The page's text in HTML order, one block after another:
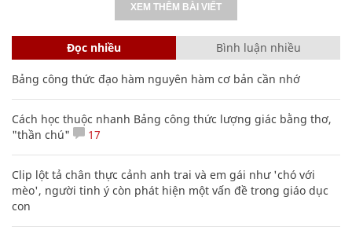
XEM THÊM BÀI VIẾT
Đọc nhiều Bình luận nhiều
Bảng công thức đạo hàm nguyên hàm cơ bản cần nhớ
Cách học thuộc nhanh Bảng công thức lượng giác bằng thơ,
"thần chú"
17
Clip lột tả chân thực cảnh anh trai và em gái như 'chó với
mèo', người tinh ý còn phát hiện một vấn đề trong giáo dục
con